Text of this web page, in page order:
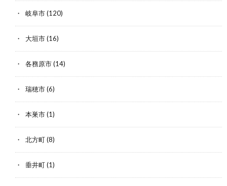
岐阜市(120)
大垣市(16)
各務原市(14)
瑞穂市(6)
本巣市(1)
北方町(8)
垂井町(1)